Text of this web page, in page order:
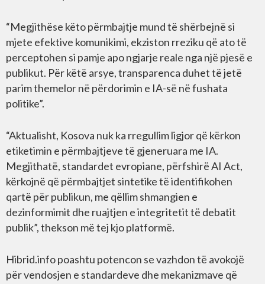
“Megjithëse këto përmbajtje mund të shërbejnë si
mjete efektive komunikimi, ekziston rreziku që ato të
perceptohen si pamje apo ngjarje reale nga një pjesë e
publikut. Për këtë arsye, transparenca duhet të jetë
parim themelor në përdorimin e IA-së në fushata
politike”.
“Aktualisht, Kosova nuk ka rregullim ligjor që kërkon
etiketimin e përmbajtjeve të gjeneruara me IA.
Megjithatë, standardet evropiane, përfshirë AI Act,
kërkojnë që përmbajtjet sintetike të identifikohen
qartë për publikun, me qëllim shmangien e
dezinformimit dhe ruajtjen e integritetit të debatit
publik”, thekson më tej kjo platformë.
Hibrid.info poashtu potencon se vazhdon të avokojë
për vendosjen e standardeve dhe mekanizmave që